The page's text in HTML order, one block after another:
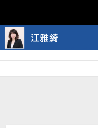
Skip
to
content